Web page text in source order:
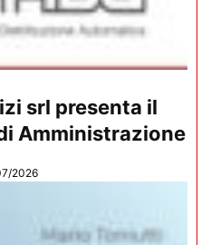
srl presenta il
Amministrazione
2026